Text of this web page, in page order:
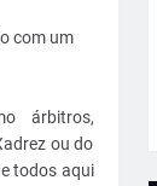
com um
árbitros,
ou do
todos aqui